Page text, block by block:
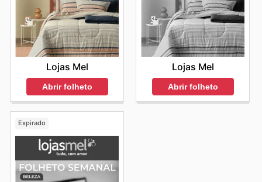
Lojas Mel
Abrir folheto
Lojas Mel
Abrir folheto
Expirado